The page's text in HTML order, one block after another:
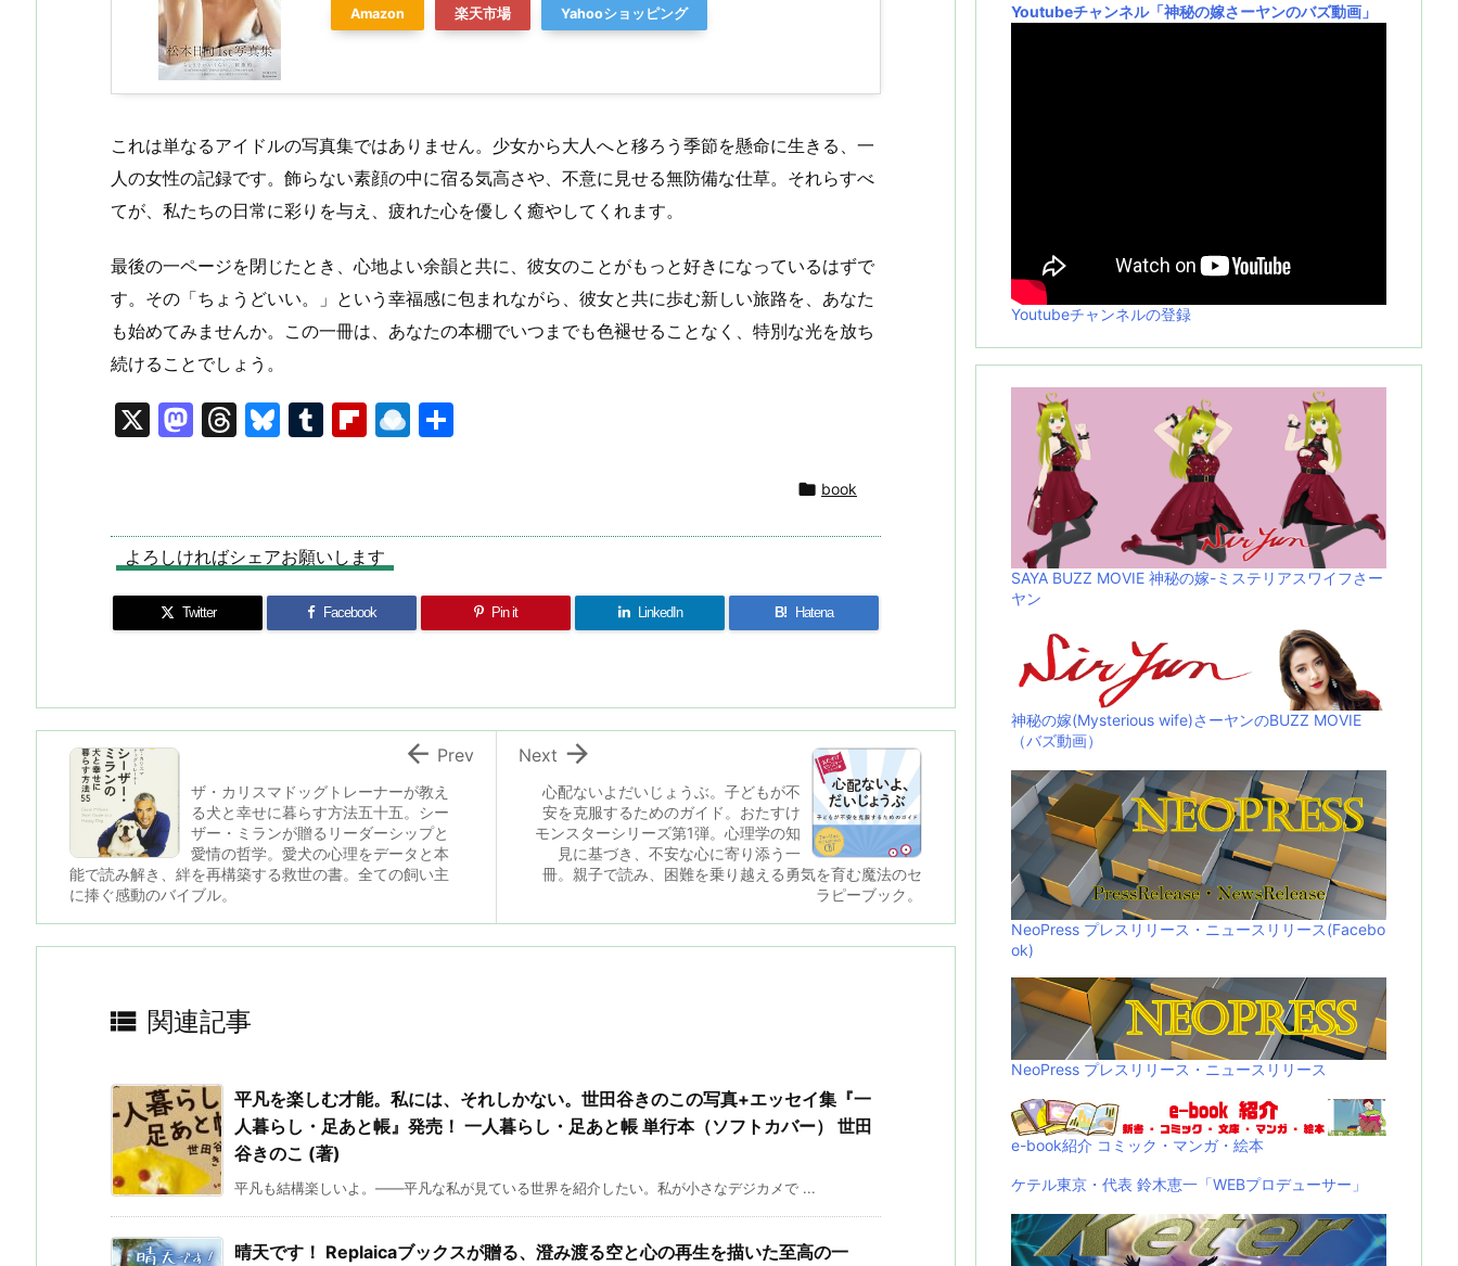
Amazon 楽天市場 Yahooショッピング
これは単なるアイドルの写真集ではありません。少女から大人へと移ろう季節を懸命に生きる、一
人の女性の記録です。飾らない素顔の中に宿る気高さや、不意に見せる無防備な仕草。それらすべ
てが、私たちの日常に彩りを与え、疲れた心を優しく癒やしてくれます。
最後の一ページを閉じたとき、心地よい余韻と共に、彼女のことがもっと好きになっているはずで
す。その「ちょうどいい。」という幸福感に包まれながら、彼女と共に歩む新しい旅路を、あなた
も始めてみませんか。この一冊は、あなたの本棚でいつまでも色褪せることなく、特別な光を放ち
続けることでしょう。
X
M
d
o
n
T
d
s
Bl
k
y
T
r
Fl
ar
d
R
p.
io
 book
よろしければシェアお願いします
Twitter Facebook Pin it LinkedIn B! Hatena
心配ないよだいじょうぶ。子どもが不
安を克服するためのガイド。おたすけ
モンスターシリーズ第1弾。心理学の知
見に基づき、不安な心に寄り添う一
冊。親子で読み、困難を乗り越える勇気を育む魔法のセ
ラピーブック。

Next
ザ・カリスマドッグトレーナーが教え
る犬と幸せに暮らす方法五十五。シー
ザー・ミランが贈るリーダーシップと
愛情の哲学。愛犬の心理をデータと本
能で読み解き、絆を再構築する救世の書。全ての飼い主
に捧ぐ感動のバイブル。
 Prev
 関連記事
平凡を楽しむ才能。私には、それしかない。世田谷きのこの写真+エッセイ集『一
人暮らし・足あと帳』発売！ 一人暮らし・足あと帳 単行本（ソフトカバー） 世田
谷きのこ (著)
平凡も結構楽しいよ。――平凡な私が見ている世界を紹介したい。私が小さなデジカメで ...
晴天です！ Replaicaブックスが贈る、澄み渡る空と心の再生を描いた至高の一
Youtubeチャンネル「神秘の嫁さーヤンのバズ動画」
Youtubeチャンネルの登録
SAYA BUZZ MOVIE 神秘の嫁-ミステリアスワイフさー
ヤン
神秘の嫁(Mysterious wife)さーヤンのBUZZ MOVIE
（バズ動画）
NeoPress プレスリリース・ニュースリリース(Facebo
ok)
NeoPress プレスリリース・ニュースリリース
e-book紹介 コミック・マンガ・絵本
ケテル東京・代表 鈴木恵一「WEBプロデューサー」